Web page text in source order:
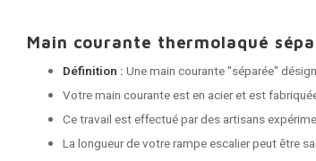
Main courante thermolaqué
Définition : Une main courante "séparée"
Votre main courante est en acier et est
Ce travail est effectué par des artisans
La longueur de votre rampe escalier peut être